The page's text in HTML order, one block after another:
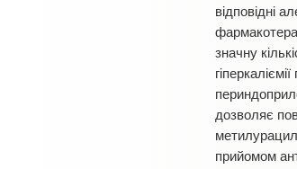
відповідні
значну
дозволяє
прийомом